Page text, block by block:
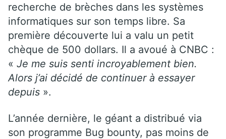
recherche de brèches dans les systèmes
informatiques sur son temps libre. Sa
première découverte lui a valu un petit
chèque de 500 dollars. Il a avoué à CNBC :
« Je me suis senti incroyablement bien.
Alors j’ai décidé de continuer à essayer
depuis ».
L’année dernière, le géant a distribué via
son programme Bug bounty, pas moins de